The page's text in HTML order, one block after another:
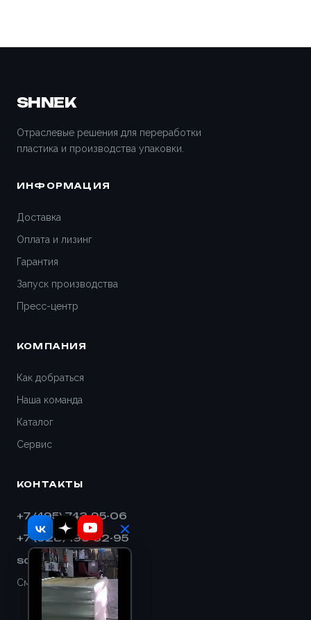
SHNEK
Отраслевые решения для переработки
пластика и производства упаковки.
ИНФОРМАЦИЯ
Доставка
Оплата и лизинг
Гарантия
Запуск производства
Пресс-центр
КОМПАНИЯ
Как добраться
Наша команда
Каталог
Сервис
КОНТАКТЫ
+7 (495) 743-95-06
+7 (928) 193-32-95
sales@shnek.ru
Смотреть на карте